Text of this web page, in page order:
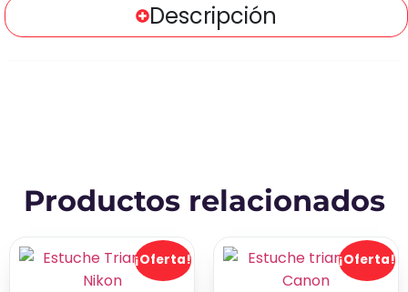
Descripción
Productos relacionados
¡Oferta! ¡Oferta!